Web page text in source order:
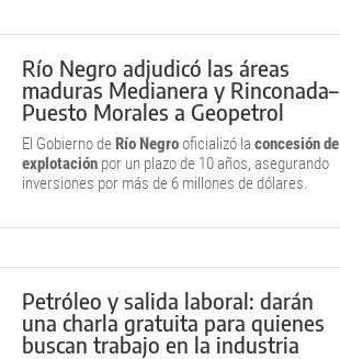
Río Negro adjudicó las áreas
maduras Medianera y Rinconada–
Puesto Morales a Geopetrol
El Gobierno de Río Negrooficializó la concesión de
explotación por un plazo de 10 años, asegurando
inversiones por más de 6 millones de dólares.
Petróleo y salida laboral: darán
una charla gratuita para quienes
buscan trabajo en la industria